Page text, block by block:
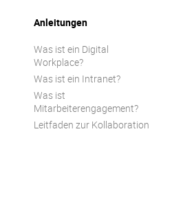
Anleitungen
Was ist ein Digital
Workplace?
Was ist ein Intranet?
Was ist
Mitarbeiterengagement?
Leitfaden zur Kollaboration